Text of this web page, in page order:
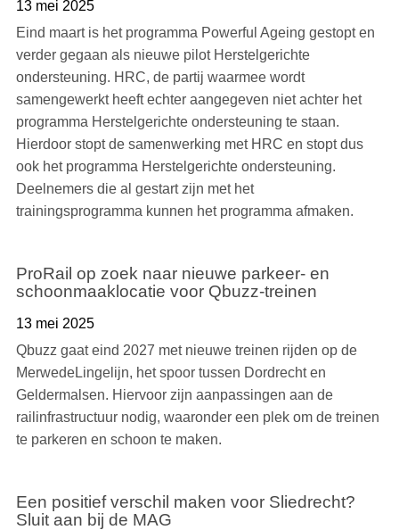
13 mei 2025
Eind maart is het programma Powerful Ageing gestopt en
verder gegaan als nieuwe pilot Herstelgerichte
ondersteuning. HRC, de partij waarmee wordt
samengewerkt heeft echter aangegeven niet achter het
programma Herstelgerichte ondersteuning te staan.
Hierdoor stopt de samenwerking met HRC en stopt dus
ook het programma Herstelgerichte ondersteuning.
Deelnemers die al gestart zijn met het
trainingsprogramma kunnen het programma afmaken.
ProRail op zoek naar nieuwe parkeer- en
schoonmaaklocatie voor Qbuzz-treinen
13 mei 2025
Qbuzz gaat eind 2027 met nieuwe treinen rijden op de
MerwedeLingelijn, het spoor tussen Dordrecht en
Geldermalsen. Hiervoor zijn aanpassingen aan de
railinfrastructuur nodig, waaronder een plek om de treinen
te parkeren en schoon te maken.
Een positief verschil maken voor Sliedrecht?
Sluit aan bij de MAG